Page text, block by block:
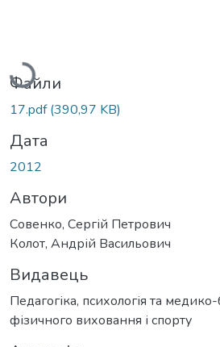
Вантажиться...
Файли
17.pdf(390,97 KB)
Дата
2012
Автори
Совенко, Сергій Петрович
Колот, Андрій Васильович
Видавець
Педагогіка, психологія та
фізичного виховання і спорту